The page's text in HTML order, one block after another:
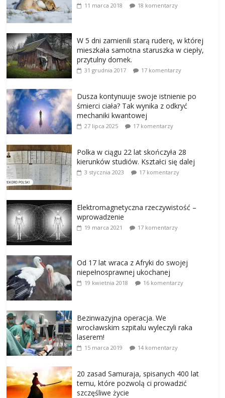
11 marca 2018 18 komentarzy
W 5 dni zamienili starą ruderę, w której
mieszkała samotna staruszka w ciepły,
przytulny domek.
31 grudnia 2017 17 komentarzy
Dusza kontynuuje swoje istnienie po
śmierci ciała? Tak wynika z odkryć
mechaniki kwantowej
27 lipca 2025 17 komentarzy
Polka w ciągu 22 lat skończyła 28
kierunków studiów. Kształci się dalej
3 stycznia 2023 17 komentarzy
Elektromagnetyczna rzeczywistość –
wprowadzenie
19 marca 2021 17 komentarzy
Od 17 lat wraca z Afryki do swojej
niepełnosprawnej ukochanej
19 kwietnia 2018 16 komentarzy
Bezinwazyjna operacja. We
wrocławskim szpitalu wyleczyli raka
laserem!
15 marca 2019 14 komentarzy
20 zasad Samuraja, spisanych 400 lat
temu, które pozwolą ci prowadzić
szczęśliwe życie